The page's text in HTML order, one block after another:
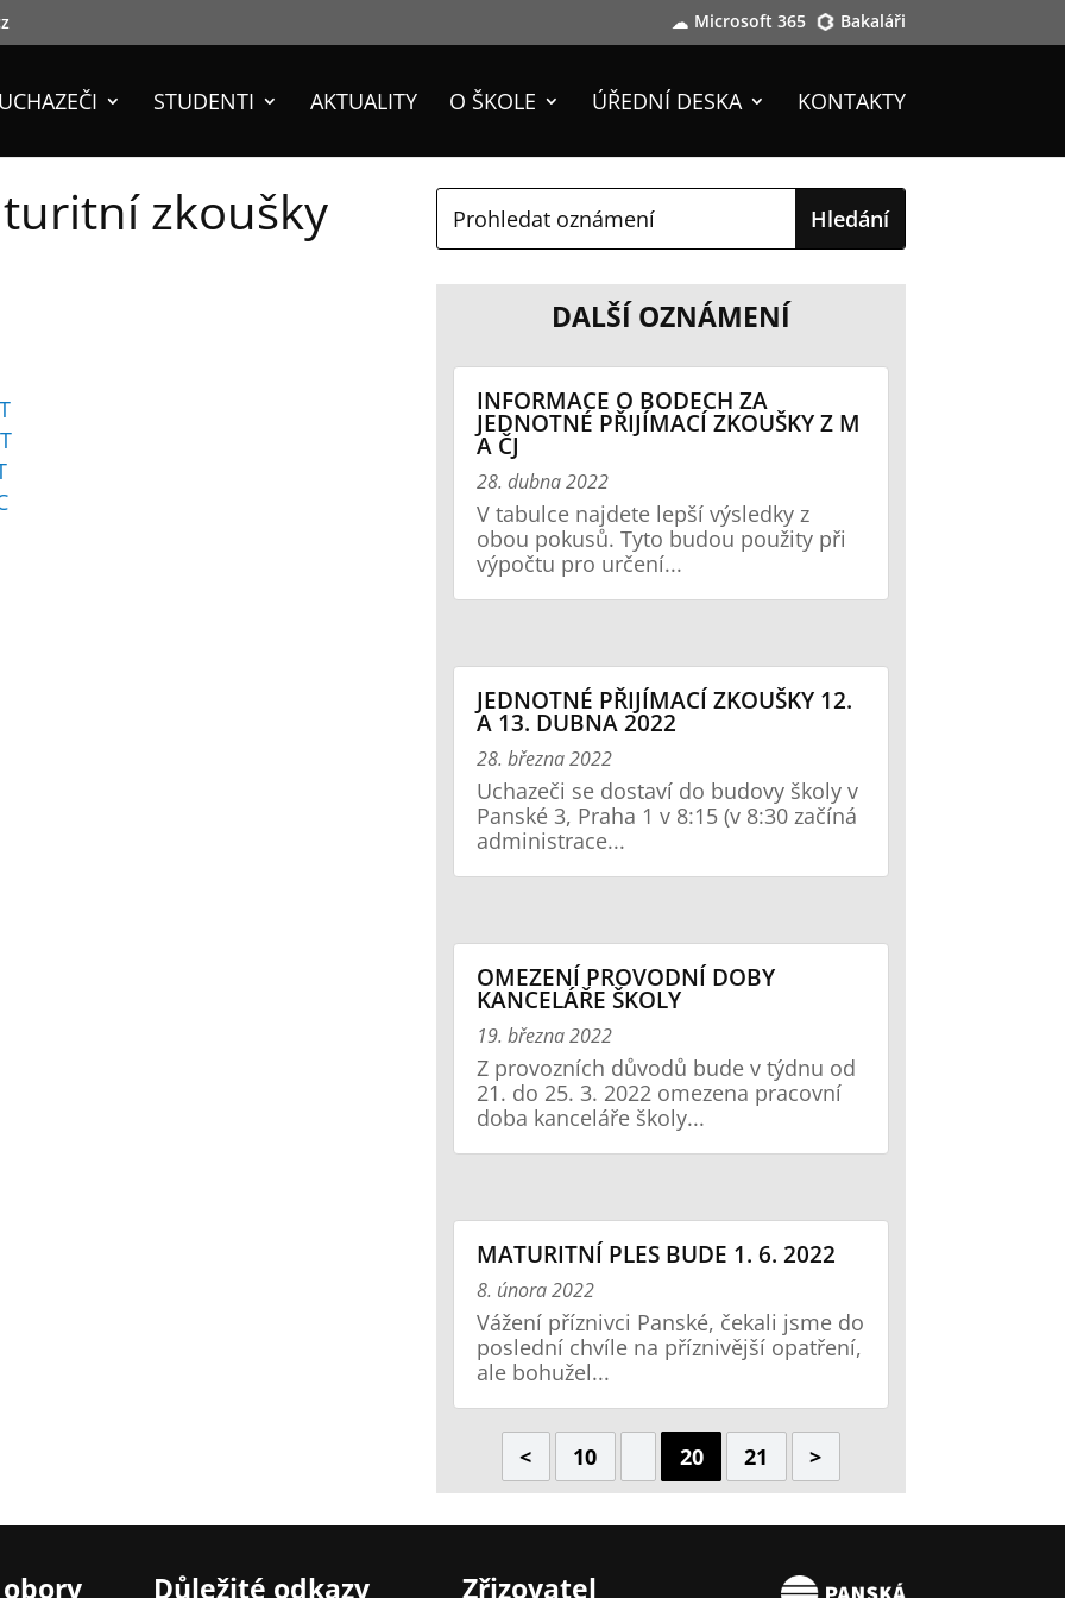
Microsoft 365 Bakaláři
UCHAZEČI STUDENTI AKTUALITY O ŠKOLE ÚŘEDNÍ DESKA KONTAKTY
zkoušky
DALŠÍ OZNÁMENÍ
INFORMACE O BODECH ZA
JEDNOTNÉ PŘIJÍMACÍ ZKOUŠKY Z M
A ČJ
28. dubna 2022
V tabulce najdete lepší výsledky z
obou pokusů. Tyto budou použity při
výpočtu pro určení...
JEDNOTNÉ PŘIJÍMACÍ ZKOUŠKY 12.
A 13. DUBNA 2022
28. března 2022
Uchazeči se dostaví do budovy školy v
Panské 3, Praha 1 v 8:15 (v 8:30 začíná
administrace...
OMEZENÍ PROVODNÍ DOBY
KANCELÁŘE ŠKOLY
19. března 2022
Z provozních důvodů bude v týdnu od
21. do 25. 3. 2022 omezena pracovní
doba kanceláře školy...
MATURITNÍ PLES BUDE 1. 6. 2022
8. února 2022
Vážení příznivci Panské, čekali jsme do
poslední chvíle na příznivější opatření,
ale bohužel...
< 10 20 21 >
Důležité odkazy Zřizovatel